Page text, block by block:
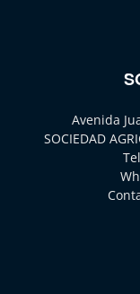
Avenida
SOCIEDAD